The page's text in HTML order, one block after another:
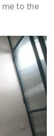
me to the